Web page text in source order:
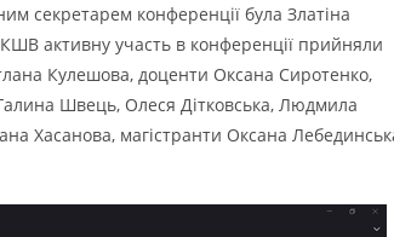
секретарем конференції була Златіна
активну участь в конференції прийняли
Кулешова, доценти Оксана Сиротенко,
Швець, Олеся Дітковська, Людмила
Хасанова, магістранти Оксана